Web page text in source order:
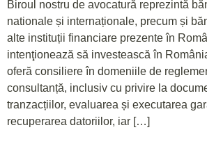
Biroul nostru de avocatură reprezintă
nationale și internaționale, precum și
alte instituții financiare prezente în
intenţionează să investească în
oferă consiliere în domeniile de
consultanță, inclusiv cu privire la
tranzacțiilor, evaluarea și executarea
recuperarea datoriilor, iar […]